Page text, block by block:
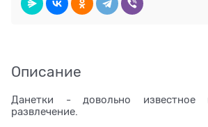
Описание
Данетки - довольно известное
развлечение.